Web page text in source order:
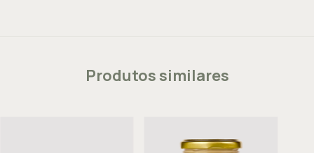
Produtos similares